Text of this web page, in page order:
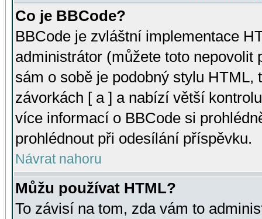
Co je BBCode?
BBCode je zvláštní implementace
administrátor (můžete toto
sám o sobě je podobný stylu HTML,
závorkách [ a ] a nabízí větší
více informací o BBCode si
prohlédnout při odesílání příspěvku.
Návrat nahoru
Můžu používat HTML?
To závisí na tom, zda vám to